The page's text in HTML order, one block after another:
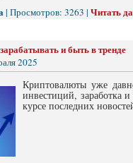
| Просмотров: 3263 | Читать
и быть в тренде
2025
Криптовалюты уже
инвестиций, заработка
курсе последних